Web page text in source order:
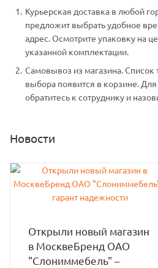
Курьерская доставка в любой
предложит выбрать удобное
адрес. Осмотрите упаковку на
указанной комплектации.
Самовывоз из магазина. Список
выбора появится в корзине.
обратитесь к сотруднику и
Новости
Открыли новый магазин
в МосквеБренд ОАО
"Слониммебель" –